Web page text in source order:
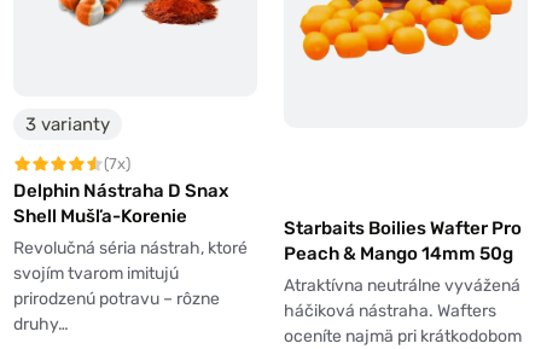
3 varianty
(7x)
Delphin Nástraha D Snax
Shell Mušľa-Korenie
Revolučná séria nástrah, ktoré
svojím tvarom imitujú
prirodzenú potravu – rôzne
druhy…
Starbaits Boilies Wafter Pro
Peach & Mango 14mm 50g
Atraktívna neutrálne vyvážená
háčiková nástraha. Wafters
oceníte najmä pri krátkodobom